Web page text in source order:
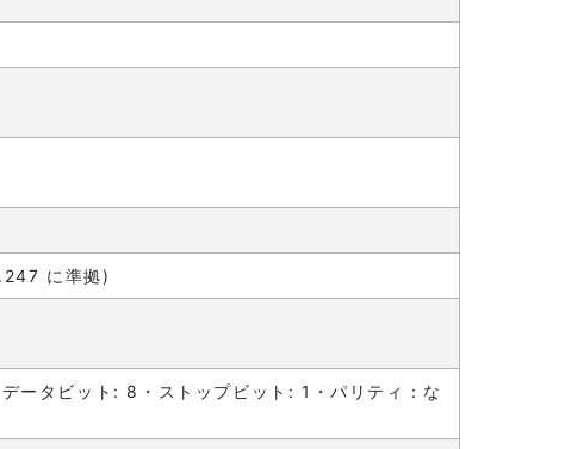
に準拠)
タビット: 8・ストップビット: 1・パリティ：な